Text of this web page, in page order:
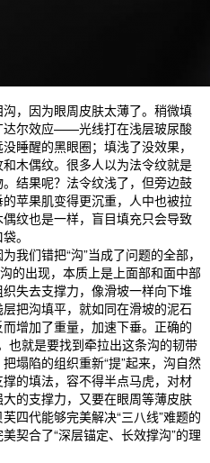
，因为眼周皮肤太薄了。稍微填
达尔效应——光线打在浅层玻尿酸
睡醒的黑眼圈；填浅了没效果，
木偶纹。很多人以为法令纹就是
结果呢？法令纹浅了，但旁边鼓
苹果肌变得更沉重，人中也被拉
纹也是一样，盲目填充只会导致
。
我们错把“沟”当成了问题的全部，
的出现，本质上是上面部和面中部
失去支撑力，像滑坡一样向下堆
把沟填平，就如同在滑坡的泥石
增加了重量，加速下垂。正确的
也就是要找到牵拉出这条沟的韧带
塌陷的组织重新“提”起来，沟自然
的填法，容不得半点马虎，对材
的支撑力，又要在眼周等薄皮肤
四代能够完美解决“三八线”难题的
契合了“深层锚定、长效撑沟”的理